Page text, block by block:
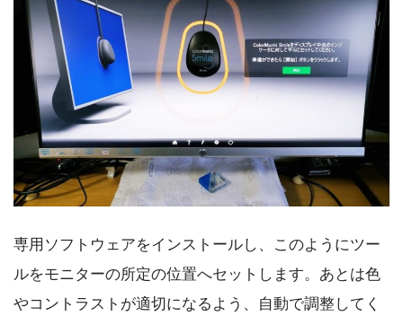
専用ソフトウェアをインストールし、このようにツー
ルをモニターの所定の位置へセットします。あとは色
やコントラストが適切になるよう、自動で調整してく